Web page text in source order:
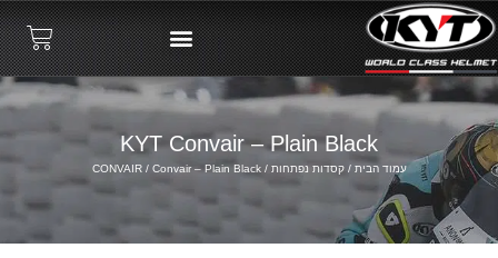
KYT Convair – Plain Black
עמוד הבית /קסדות נפתחות /
CONVAIR/ Convair – Plain Black